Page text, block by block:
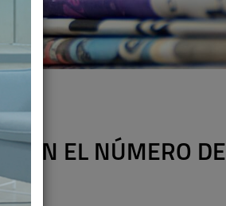
EN EL NÚMERO DE